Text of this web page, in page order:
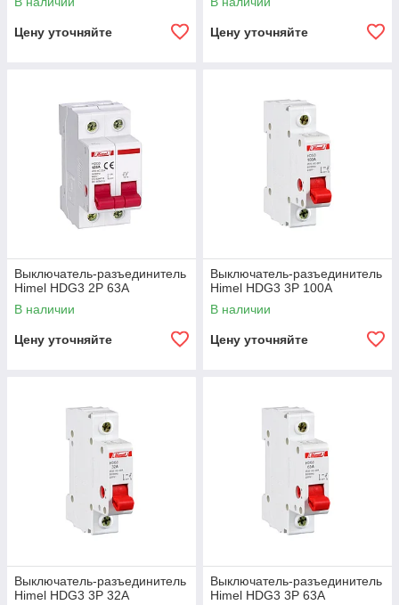
Цену уточняйте Цену уточняйте
Выключатель-разъединитель
Himel HDG3 2Р 63А
В наличии
Цену уточняйте
Выключатель-разъединитель
Himel HDG3 3Р 100А
В наличии
Цену уточняйте
Выключатель-разъединитель
Himel HDG3 3Р 32А
Выключатель-разъединитель
Himel HDG3 3Р 63А